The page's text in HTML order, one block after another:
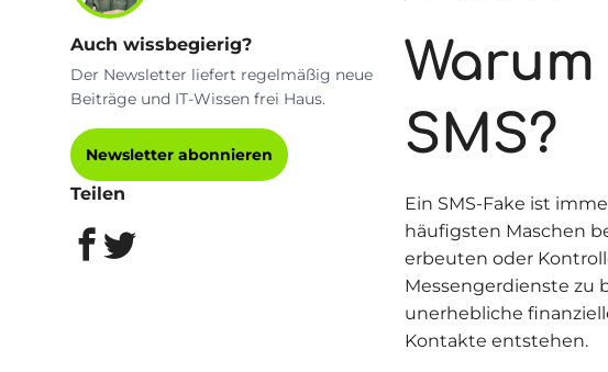
Auch wissbegierig?
Der Newsletter liefert regelmäßig neue
Beiträge und IT-Wissen frei Haus.
Newsletter abonnieren
Teilen
SMS?
Ein SMS-Fake ist
häufigsten Maschen
erbeuten oder
Messengerdienste zu
unerhebliche
Kontakte entstehen.